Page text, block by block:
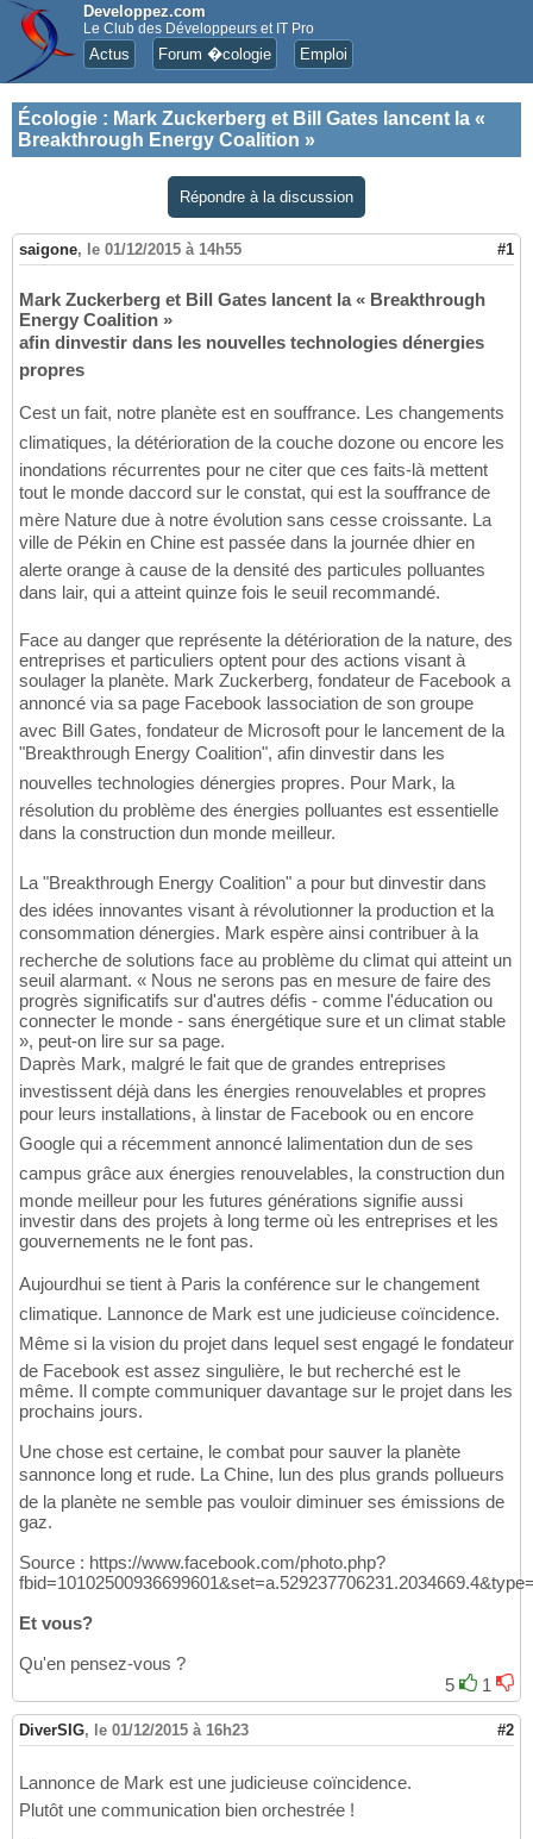
Developpez.com
Le Club des Développeurs et IT Pro
Actus Forum �cologie Emploi
Écologie : Mark Zuckerberg et Bill Gates lancent la «
Breakthrough Energy Coalition »
Répondre à la discussion
saigone, le 01/12/2015 à 14h55 #1
Mark Zuckerberg et Bill Gates lancent la « Breakthrough
Energy Coalition »
afin dinvestir dans les nouvelles technologies dénergies
propres
Cest un fait, notre planète est en souffrance. Les changements
climatiques, la détérioration de la couche dozone ou encore les
inondations récurrentes pour ne citer que ces faits-là mettent
tout le monde daccord sur le constat, qui est la souffrance de
mère Nature due à notre évolution sans cesse croissante. La
ville de Pékin en Chine est passée dans la journée dhier en
alerte orange à cause de la densité des particules polluantes
dans lair, qui a atteint quinze fois le seuil recommandé.
Face au danger que représente la détérioration de la nature, des
entreprises et particuliers optent pour des actions visant à
soulager la planète. Mark Zuckerberg, fondateur de Facebook a
annoncé via sa page Facebook lassociation de son groupe
avec Bill Gates, fondateur de Microsoft pour le lancement de la
"Breakthrough Energy Coalition", afin dinvestir dans les
nouvelles technologies dénergies propres. Pour Mark, la
résolution du problème des énergies polluantes est essentielle
dans la construction dun monde meilleur.
La "Breakthrough Energy Coalition" a pour but dinvestir dans
des idées innovantes visant à révolutionner la production et la
consommation dénergies. Mark espère ainsi contribuer à la
recherche de solutions face au problème du climat qui atteint un
seuil alarmant. « Nous ne serons pas en mesure de faire des
progrès significatifs sur d'autres défis - comme l'éducation ou
connecter le monde - sans énergétique sure et un climat stable
», peut-on lire sur sa page.
Daprès Mark, malgré le fait que de grandes entreprises
investissent déjà dans les énergies renouvelables et propres
pour leurs installations, à linstar de Facebook ou en encore
Google qui a récemment annoncé lalimentation dun de ses
campus grâce aux énergies renouvelables, la construction dun
monde meilleur pour les futures générations signifie aussi
investir dans des projets à long terme où les entreprises et les
gouvernements ne le font pas.
Aujourdhui se tient à Paris la conférence sur le changement
climatique. Lannonce de Mark est une judicieuse coïncidence.
Même si la vision du projet dans lequel sest engagé le fondateur
de Facebook est assez singulière, le but recherché est le
même. Il compte communiquer davantage sur le projet dans les
prochains jours.
Une chose est certaine, le combat pour sauver la planète
sannonce long et rude. La Chine, lun des plus grands pollueurs
de la planète ne semble pas vouloir diminuer ses émissions de
gaz.
Source : https://www.facebook.com/photo.php?
Et vous?
Qu'en pensez-vous ?
5
1
DiverSIG, le 01/12/2015 à 16h23 #2
Lannonce de Mark est une judicieuse coïncidence.
Plutôt une communication bien orchestrée !